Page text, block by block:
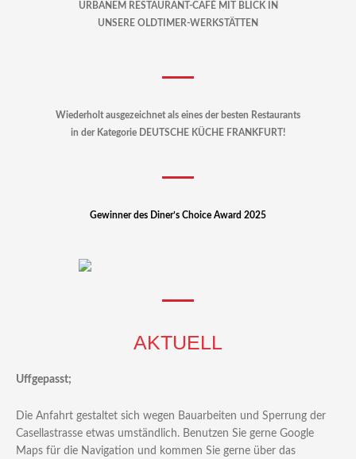
URBANEM RESTAURANT-CAFÉ MIT BLICK IN
UNSERE OLDTIMER-WERKSTÄTTEN
Wiederholt ausgezeichnet als eines der besten Restaurants
in der Kategorie DEUTSCHE KÜCHE FRANKFURT!
Gewinner des Diner’s Choice Award 2025
AKTUELL
Uffgepasst;
Die Anfahrt gestaltet sich wegen Bauarbeiten und Sperrung der
Casellastrasse etwas umständlich. Benutzen Sie gerne Google
Maps für die Navigation und kommen Sie gerne über das